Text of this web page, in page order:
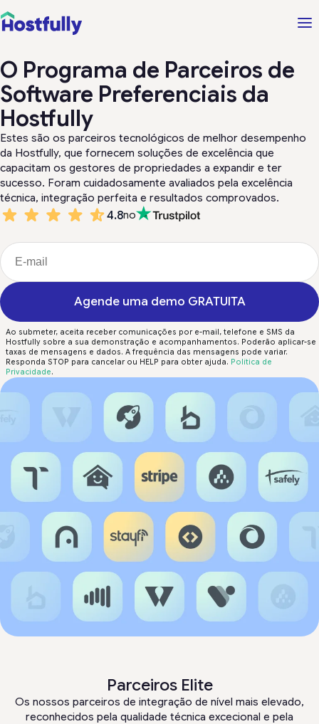
O Programa de Parceiros de
Software Preferenciais da
Hostfully
Estes são os parceiros tecnológicos de melhor desempenho
da Hostfully, que fornecem soluções de excelência que
capacitam os gestores de propriedades a expandir e ter
sucesso. Foram cuidadosamente avaliados pela excelência
técnica, integração perfeita e resultados comprovados.
4.8no
Agende uma demo GRATUITA
Ao submeter, aceita receber comunicações por e-mail, telefone e SMS da
Hostfully sobre a sua demonstração e acompanhamentos. Poderão aplicar-se
taxas de mensagens e dados. A frequência das mensagens pode variar.
Responda STOP para cancelar ou HELP para obter ajuda. Política de
Privacidade.
Parceiros Elite
Os nossos parceiros de integração de nível mais elevado,
reconhecidos pela qualidade técnica excecional e pela